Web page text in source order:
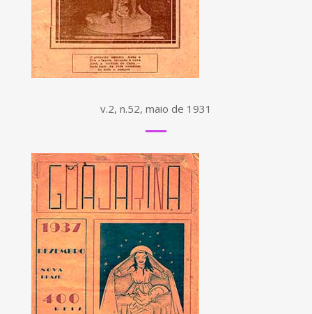
v.2, n.52, maio de 1931